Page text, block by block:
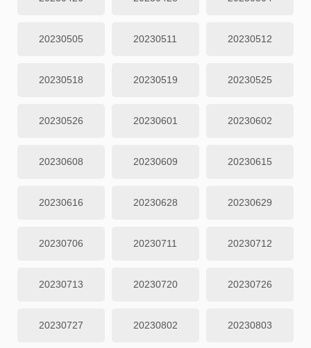
20230505 20230511 20230512
20230518 20230519 20230525
20230526 20230601 20230602
20230608 20230609 20230615
20230616 20230628 20230629
20230706 20230711 20230712
20230713 20230720 20230726
20230727 20230802 20230803